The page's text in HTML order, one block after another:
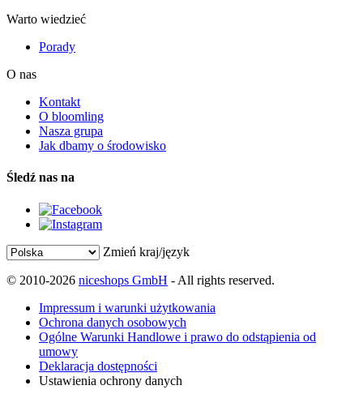
Warto wiedzieć
Porady
O nas
Kontakt
O bloomling
Nasza grupa
Jak dbamy o środowisko
Śledź nas na
Zmień kraj/język
© 2010-2026 niceshops GmbH - All rights reserved.
Impressum i warunki użytkowania
Ochrona danych osobowych
Ogólne Warunki Handlowe i prawo do odstąpienia od
umowy
Deklaracja dostępności
Ustawienia ochrony danych